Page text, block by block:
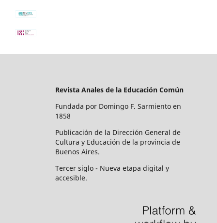
Revista Anales de la Educación Común
Fundada por Domingo F. Sarmiento en
1858
Publicación de la Dirección General de
Cultura y Educación de la provincia de
Buenos Aires.
Tercer siglo - Nueva etapa digital y
accesible.